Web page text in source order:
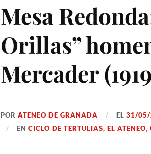
Mesa
Orillas”
Mercader
PORATENEO DE GRANADA EL31/05/
ENCICLO DE TERTULIAS,EL ATENEO,